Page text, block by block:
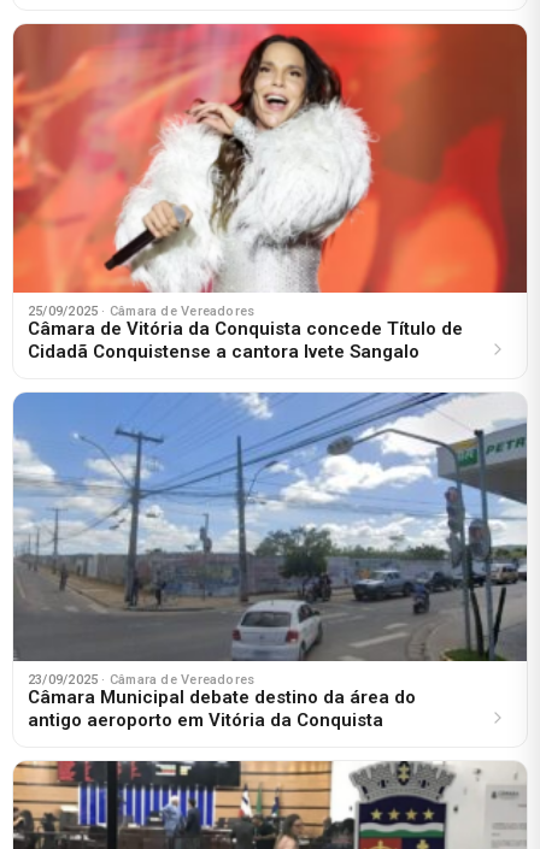
25/09/2025 · Câmara de Vereadores
Câmara de Vitória da Conquista concede Título de
Cidadã Conquistense a cantora Ivete Sangalo
23/09/2025 · Câmara de Vereadores
Câmara Municipal debate destino da área do
antigo aeroporto em Vitória da Conquista